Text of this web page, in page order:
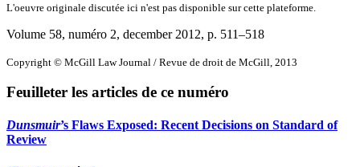
L'oeuvre originale discutée ici n'est pas disponible sur cette plateforme.
Volume 58, numéro 2, december 2012, p. 511–518
Copyright © McGill Law Journal / Revue de droit de McGill, 2013
Feuilleter les articles de ce numéro
Dunsmuir’s Flaws Exposed: Recent Decisions on Standard of
Review